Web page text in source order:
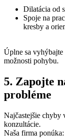
Dilatácia od
Spoje na
kresby a
Úplne sa vyhýbajte
možnosti pohybu.
5. Zapojte
probléme
Najčastejšie chyby
konzultácie.
Naša firma ponúka: